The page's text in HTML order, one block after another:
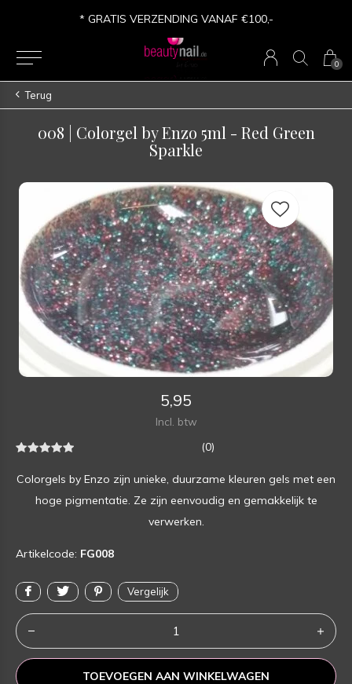
0
* GRATIS VERZENDING VANAF €100,-
Terug
008 | Colorgel by Enzo 5ml - Red Green
Sparkle
5,95
Incl. btw
(0)
Colorgels by Enzo zijn unieke, duurzame kleuren gels met een
hoge pigmentatie. Ze zijn eenvoudig en gemakkelijk te
verwerken.
Artikelcode: FG008
Vergelijk
TOEVOEGEN AAN WINKELWAGEN